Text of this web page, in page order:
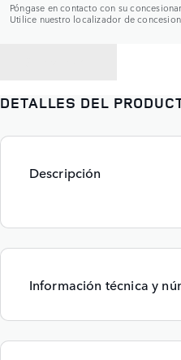
Póngase en contacto con su
Utilice nuestro localizador de
DETALLES DEL
Descripción
Información técnica y